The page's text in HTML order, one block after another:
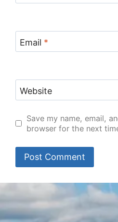
Email *
Website
Save my name, email,
browser for the next